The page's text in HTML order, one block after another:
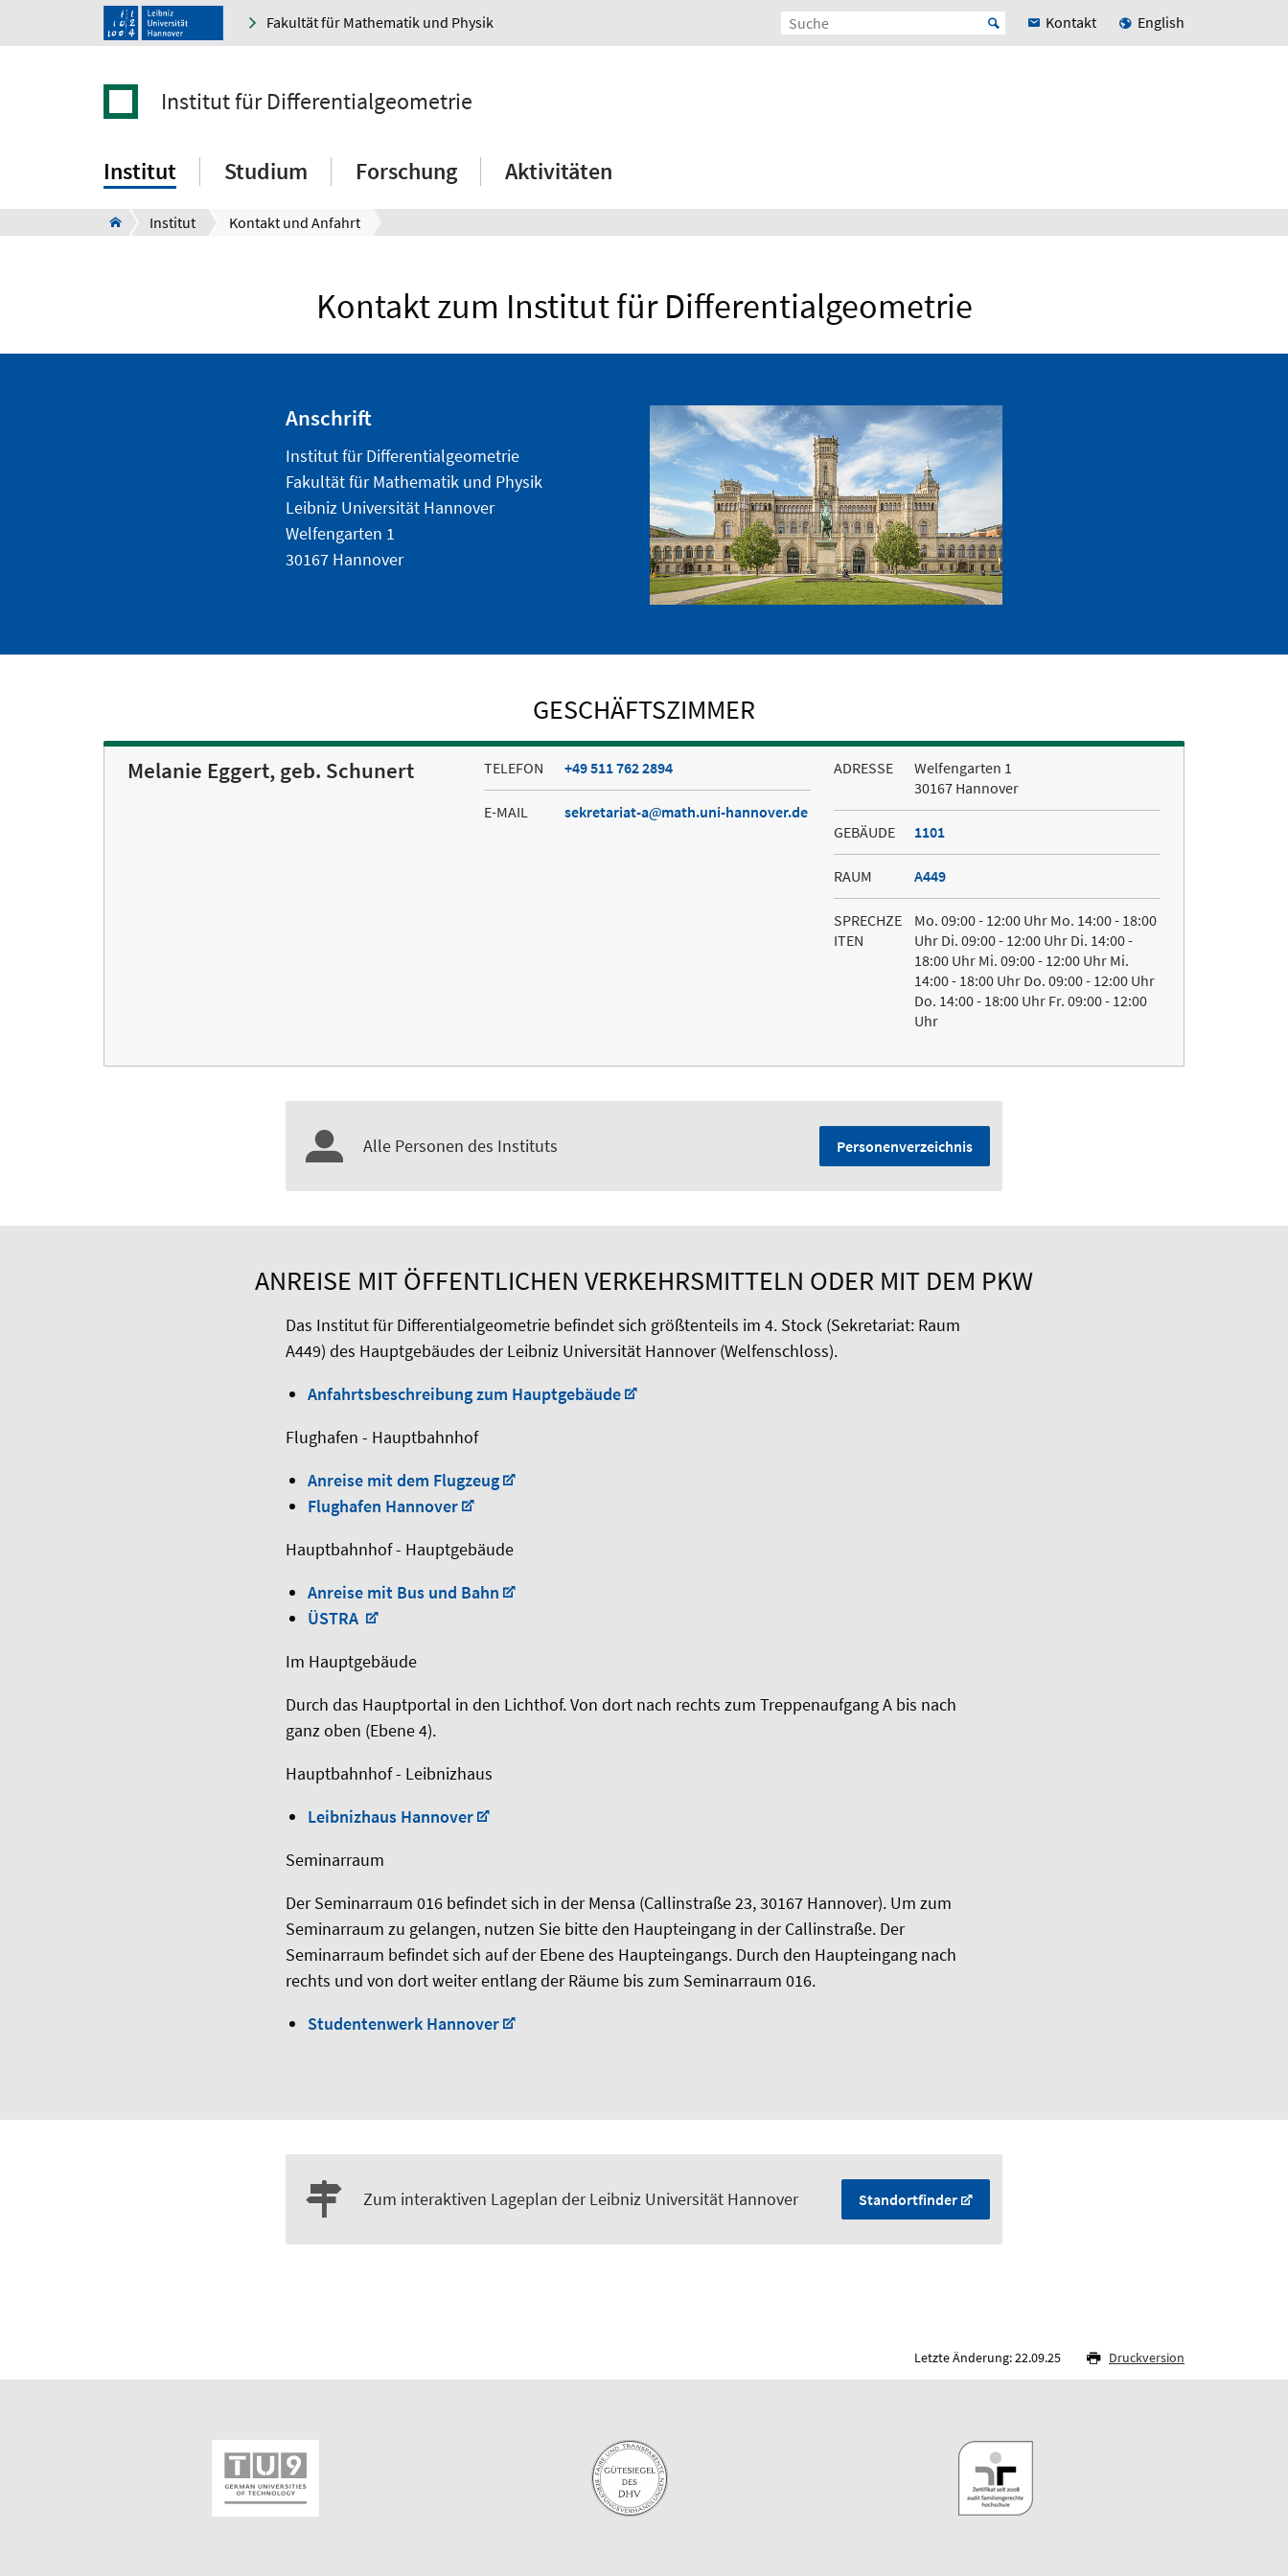
Fakultät für Mathematik und Physik Kontakt English
Institut für Differentialgeometrie
Institut Studium Forschung Aktivitäten
Institut Kontakt und Anfahrt
Kontakt zum Institut für Differentialgeometrie
Anschrift
Institut für Differentialgeometrie
Fakultät für Mathematik und Physik
Leibniz Universität Hannover
Welfengarten 1
30167 Hannover
GESCHÄFTSZIMMER
Melanie Eggert, geb. Schunert TELEFON +49 511 762 2894
E-MAIL sekretariat-a math.uni-hannover.de
ADRESSE
Welfengarten 1
30167 Hannover
GEBÄUDE 1101
RAUM A449
SPRECHZE
ITEN
Mo. 09:00 - 12:00 Uhr Mo. 14:00 - 18:00
Uhr Di. 09:00 - 12:00 Uhr Di. 14:00 -
18:00 Uhr Mi. 09:00 - 12:00 Uhr Mi.
14:00 - 18:00 Uhr Do. 09:00 - 12:00 Uhr
Do. 14:00 - 18:00 Uhr Fr. 09:00 - 12:00
Uhr
Alle Personen des Instituts Personenverzeichnis
ANREISE MIT ÖFFENTLICHEN VERKEHRSMITTELN ODER MIT DEM PKW
Das Institut für Differentialgeometrie befindet sich größtenteils im 4. Stock (Sekretariat: Raum
A449) des Hauptgebäudes der Leibniz Universität Hannover (Welfenschloss).
Anfahrtsbeschreibung zum Hauptgebäude
Flughafen - Hauptbahnhof
Anreise mit dem Flugzeug
Flughafen Hannover
Hauptbahnhof - Hauptgebäude
Anreise mit Bus und Bahn
ÜSTRA
Im Hauptgebäude
Durch das Hauptportal in den Lichthof. Von dort nach rechts zum Treppenaufgang A bis nach
ganz oben (Ebene 4).
Hauptbahnhof - Leibnizhaus
Leibnizhaus Hannover
Seminarraum
Der Seminarraum 016 befindet sich in der Mensa (Callinstraße 23, 30167 Hannover). Um zum
Seminarraum zu gelangen, nutzen Sie bitte den Haupteingang in der Callinstraße. Der
Seminarraum befindet sich auf der Ebene des Haupteingangs. Durch den Haupteingang nach
rechts und von dort weiter entlang der Räume bis zum Seminarraum 016.
Studentenwerk Hannover
Zum interaktiven Lageplan der Leibniz Universität Hannover Standortfinder
Letzte Änderung: 22.09.25 Druckversion